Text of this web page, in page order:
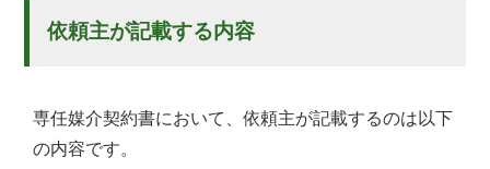
依頼主が記載する内容
専任媒介契約書において、依頼主が記載するのは以下
の内容です。